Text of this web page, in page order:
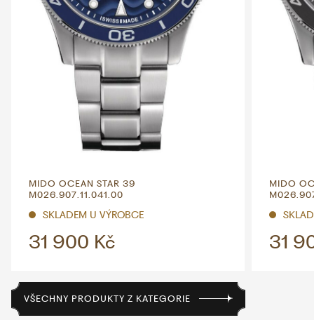
MIDO OCEAN STAR 39
M026.907.11.041.00
SKLADEM U VÝROBCE
31 900 Kč
MIDO
31
VŠECHNY PRODUKTY Z KATEGORIE